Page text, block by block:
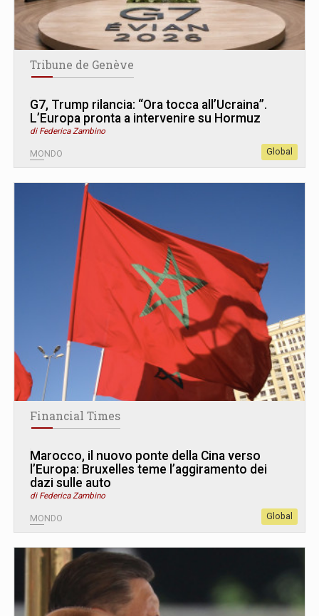
Tribune de Genève
G7, Trump rilancia: “Ora tocca all’Ucraina”.
L’Europa pronta a intervenire su Hormuz
di Federica Zambino
MONDO Global
Financial Times
Marocco, il nuovo ponte della Cina verso
l’Europa: Bruxelles teme l’aggiramento dei
dazi sulle auto
di Federica Zambino
MONDO Global